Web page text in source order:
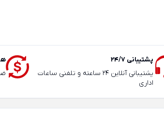
پشتیبانی 24/7
پشتیبانی آنلاین 24 ساعته و تلفنی ساعات
اداری